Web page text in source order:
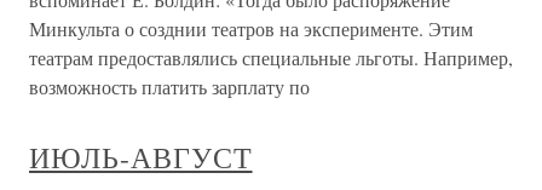
Минкульта о созднии театров на эксперименте. Этим
театрам предоставлялись специальные льготы. Например,
возможность платить зарплату по
ИЮЛЬ-АВГУСТ